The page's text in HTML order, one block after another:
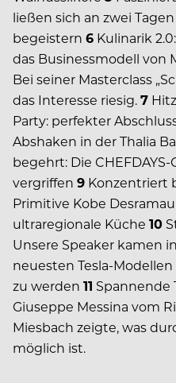
ließen sich an zwei
begeistern 6 Kulinarik
das Businessmodell von
Bei seiner Masterclass
das Interesse riesig.7
Party: perfekter
Abshaken in der Thalia
begehrt: Die
vergriffen 9 Konzentriert
Primitive Kobe
ultraregionale Küche 10
Unsere Speaker kamen
neuesten Tesla-
zu werden 11 Spannende
Giuseppe Messina vom
Miesbach zeigte, was
möglich ist.